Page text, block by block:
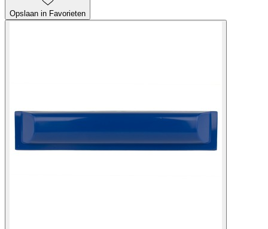
Opslaan in Favorieten